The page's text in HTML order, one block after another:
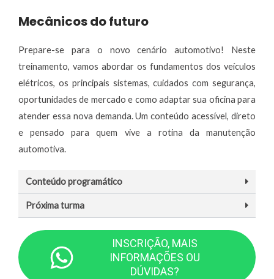
Mecânicos do futuro
Prepare-se para o novo cenário automotivo! Neste
treinamento, vamos abordar os fundamentos dos veículos
elétricos, os principais sistemas, cuidados com segurança,
oportunidades de mercado e como adaptar sua oficina para
atender essa nova demanda. Um conteúdo acessível, direto
e pensado para quem vive a rotina da manutenção
automotiva.
Conteúdo programático
Próxima turma
INSCRIÇÃO, MAIS
INFORMAÇÕES OU
DÚVIDAS?